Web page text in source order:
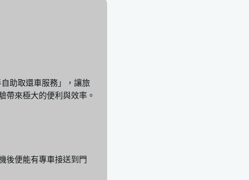
助取還車服務」，讓旅
帶來極大的便利與效率。
後便能有專車接送到門